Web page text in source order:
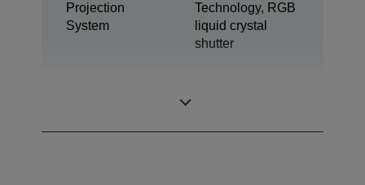
Projection
System
Technology, RGB
liquid crystal
shutter